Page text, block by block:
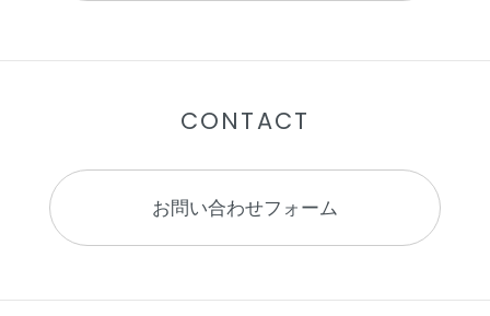
CONTACT
お問い合わせフォーム